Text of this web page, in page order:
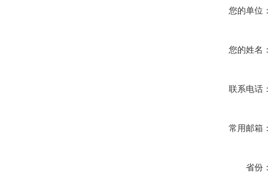
您的单位：
您的姓名：
联系电话：
常用邮箱：
省份：